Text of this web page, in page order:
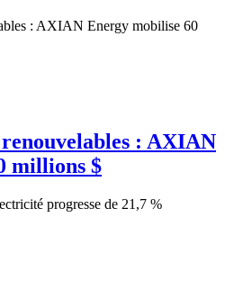
: AXIAN
millions $